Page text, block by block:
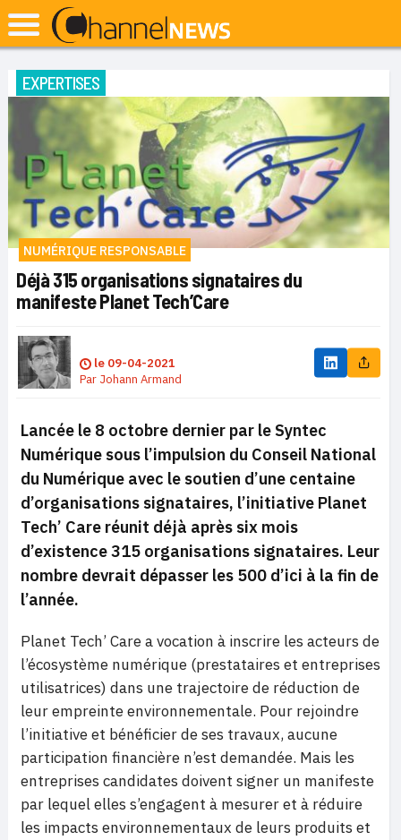
EXPERTISES
NUMÉRIQUE RESPONSABLE
Déjà 315 organisations signataires du
manifeste Planet Tech’Care
le 09-04-2021
Par Johann Armand
Lancée le 8 octobre dernier par le Syntec
Numérique sous l’impulsion du Conseil National
du Numérique avec le soutien d’une centaine
d’organisations signataires, l’initiative Planet
Tech’ Care réunit déjà après six mois
d’existence 315 organisations signataires. Leur
nombre devrait dépasser les 500 d’ici à la fin de
l’année.
Planet Tech’ Care a vocation à inscrire les acteurs de
l’écosystème numérique (prestataires et entreprises
utilisatrices) dans une trajectoire de réduction de
leur empreinte environnementale. Pour rejoindre
l’initiative et bénéficier de ses travaux, aucune
participation financière n’est demandée. Mais les
entreprises candidates doivent signer un manifeste
par lequel elles s’engagent à mesurer et à réduire
les impacts environnementaux de leurs produits et